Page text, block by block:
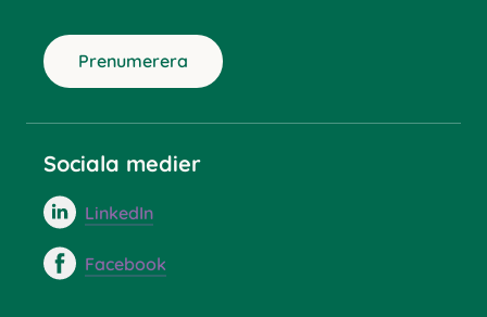
Prenumerera
Sociala medier
LinkedIn
Facebook